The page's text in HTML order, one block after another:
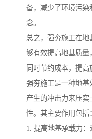
备，减少了环境污
念。
总之，强夯施工在
够有效提高地基质量
同时节约成本，提高
强夯施工是一种地
产生的冲击力来压
性。其主要作用包括：
1. 提高地基承载力